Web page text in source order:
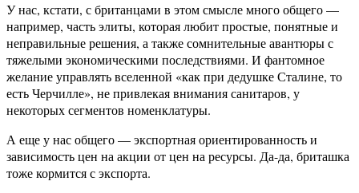
У нас, кстати, с британцами в этом смысле много общего —
например, часть элиты, которая любит простые, понятные и
неправильные решения, а также сомнительные авантюры с
тяжелыми экономическими последствиями. И фантомное
желание управлять вселенной «как при дедушке Сталине, то
есть Черчилле», не привлекая внимания санитаров, у
некоторых сегментов номенклатуры.
А еще у нас общего — экспортная ориентированность и
зависимость цен на акции от цен на ресурсы. Да-да, бриташка
тоже кормится с экспорта.